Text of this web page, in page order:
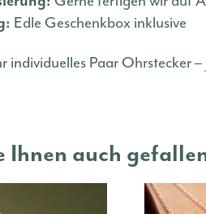
Edle Geschenkbox inklusive
individuelles Paar Ohrstecker
Ihnen auch